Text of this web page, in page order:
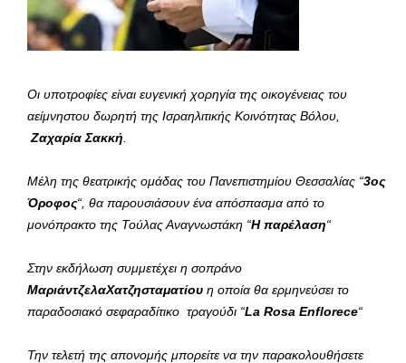
Οι υποτροφίες είναι ευγενική χορηγία της οικογένειας του
αείμνηστου δωρητή της Ισραηλιτικής Κοινότητας Βόλου,
Ζαχαρία Σακκή
Μέλη της θεατρικής ομάδας του Πανεπιστημίου Θεσσαλίας “3ος
Όροφος“, θα παρουσιάσουν ένα απόσπασμα από το
μονόπρακτο της Τούλας Αναγνωστάκη “Η παρέλαση“
Στην εκδήλωση συμμετέχει η σοπράνο
ΜαριάντζελαΧατζησταματίου η οποία θα ερμηνεύσει το
παραδοσιακό σεφαραδίτικο τραγούδι “La Rosa Enflorece“
Την τελετή της απονομής μπορείτε να την παρακολουθήσετε